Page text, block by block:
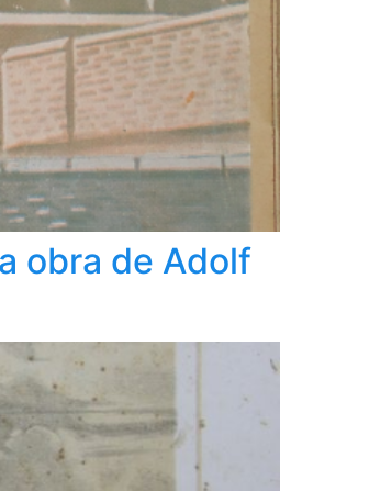
obra de Adolf